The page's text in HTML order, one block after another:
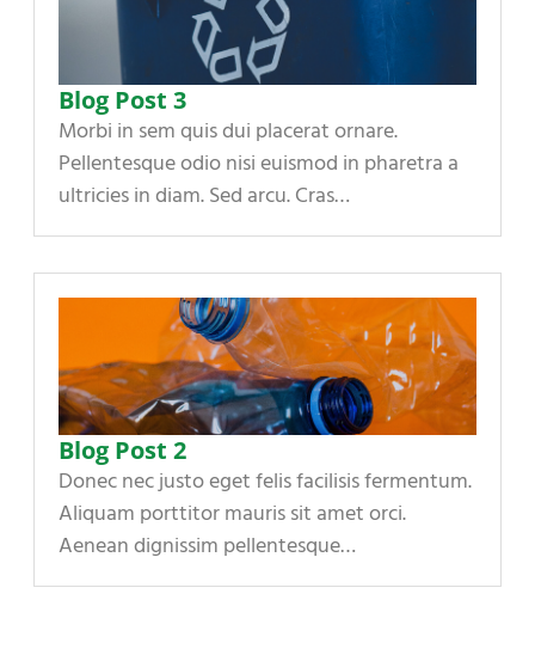
Blog Post 3
Morbi in sem quis dui placerat ornare.
Pellentesque odio nisi euismod in pharetra a
ultricies in diam. Sed arcu. Cras…
Blog Post 2
Donec nec justo eget felis facilisis fermentum.
Aliquam porttitor mauris sit amet orci.
Aenean dignissim pellentesque…